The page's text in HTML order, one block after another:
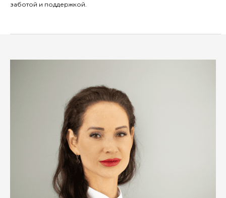
заботой и поддержкой.